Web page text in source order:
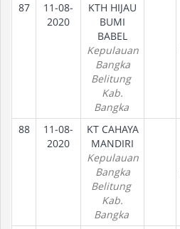
87
11-08-
2020
KTH HIJAU
BUMI
BABEL
Kepulauan
Bangka
Belitung
Kab.
Bangka
88
11-08-
2020
KT CAHAYA
MANDIRI
Kepulauan
Bangka
Belitung
Kab.
Bangka